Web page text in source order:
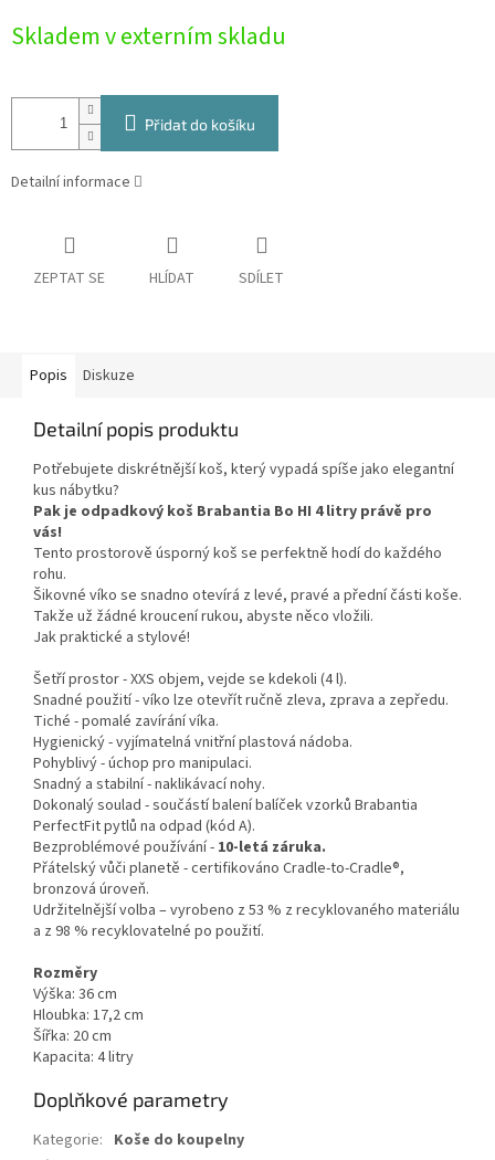
cena:
Skladem v externím skladu
Přidat do košíku
Detailní informace
ZEPTAT SE HLÍDAT SDÍLET
Popis Diskuze
Detailní popis produktu
Potřebujete diskrétnější koš, který vypadá spíše jako elegantní
kus nábytku?
Pak je odpadkový koš Brabantia Bo HI 4 litry právě pro
vás!
Tento prostorově úsporný koš se perfektně hodí do každého
rohu.
Šikovné víko se snadno otevírá z levé, pravé a přední části koše.
Takže už žádné kroucení rukou, abyste něco vložili.
Jak praktické a stylové!
Šetří prostor - XXS objem, vejde se kdekoli (4 l).
Snadné použití - víko lze otevřít ručně zleva, zprava a zepředu.
Tiché - pomalé zavírání víka.
Hygienický - vyjímatelná vnitřní plastová nádoba.
Pohyblivý - úchop pro manipulaci.
Snadný a stabilní - naklikávací nohy.
Dokonalý soulad - součástí balení balíček vzorků Brabantia
PerfectFit pytlů na odpad (kód A).
Bezproblémové používání - 10-letá záruka.
Přátelský vůči planetě - certifikováno Cradle-to-Cradle®,
bronzová úroveň.
Udržitelnější volba – vyrobeno z 53 % z recyklovaného materiálu
a z 98 % recyklovatelné po použití.
Rozměry
Výška: 36 cm
Hloubka: 17,2 cm
Šířka: 20 cm
Kapacita: 4 litry
Doplňkové parametry
Kategorie: Koše do koupelny